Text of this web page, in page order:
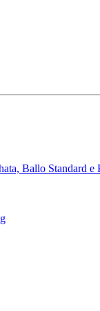
Ballo Standard e